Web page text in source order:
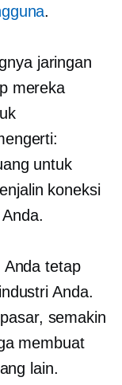
.
jaringan
mereka
untuk
koneksi
Anda tetap
Anda.
semakin
membuat
lain.